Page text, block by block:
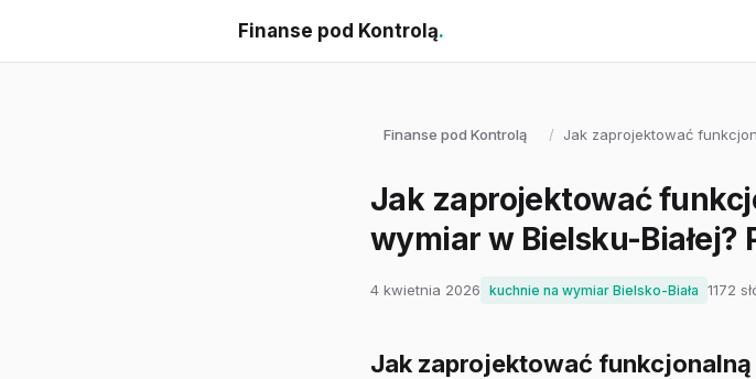
Finanse pod Kontrolą.
Finanse pod Kontrolą / Jak zaprojektować
Jak zaprojektować
wymiar w Bielsku-Białej?
4 kwietnia 2026 kuchnie na wymiar Bielsko-Biała 1172
Jak zaprojektować